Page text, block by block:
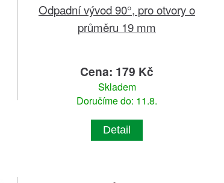
Odpadní vývod 90°, pro otvory o
průměru 19 mm
Cena: 179 Kč
Skladem
Doručíme do: 11.8.
Detail